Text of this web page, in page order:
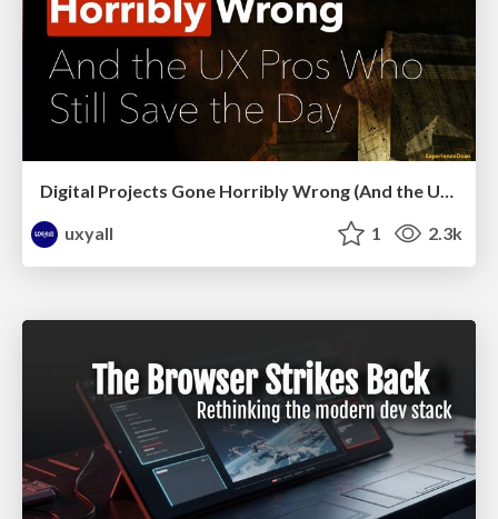
Digital Projects Gone Horribly Wrong (And the UX Pros Who Still Save the Day) - Dean Schuster
uxyall
1 2.3k